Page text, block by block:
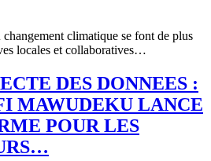
climatique se font de plus
locales et collaboratives…
DES DONNEES :
MAWUDEKU LANCE
POUR LES